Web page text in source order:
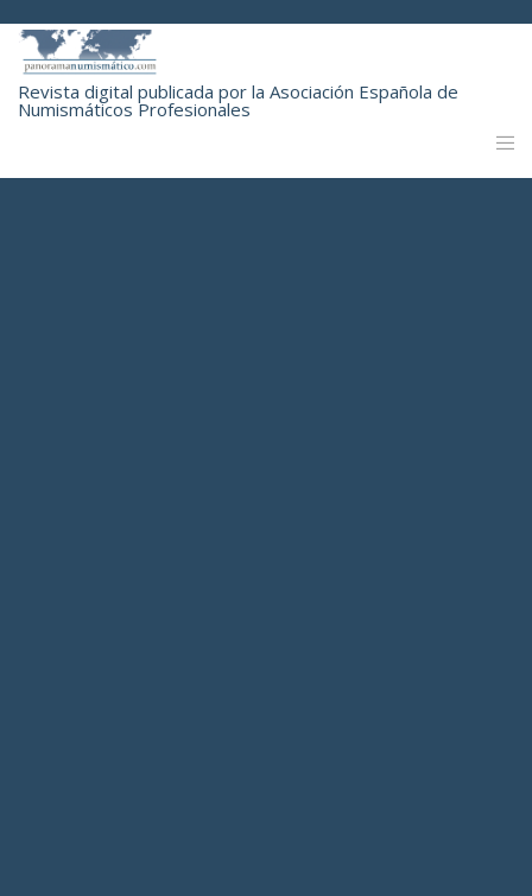
Revista digital publicada por la Asociación Española de
Numismáticos Profesionales